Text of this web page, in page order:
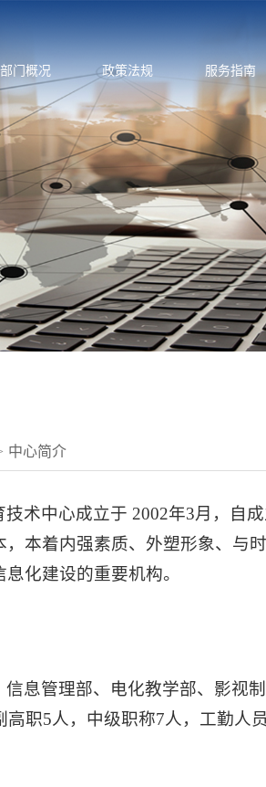
部门概况 政策法规 服务指南
中心简介
术中心成立于 2002年3月，自
本着内强素质、外塑形象、与
化建设的重要机构。
息管理部、电化教学部、影视
职5人，中级职称7人，工勤人员